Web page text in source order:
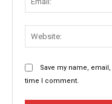
Save my name,
time I comment.